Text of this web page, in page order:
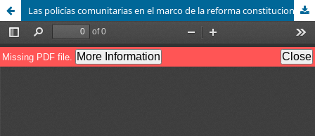
Las policías comunitarias en el marco de la reforma constitucional de derechos humanos de 2011. El caso de las comunidades de la Costa Chica de Guerrero